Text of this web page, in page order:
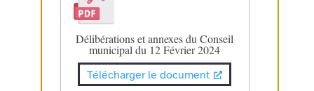
Délibérations et annexes du Conseil
municipal du 12 Février 2024
Télécharger le document